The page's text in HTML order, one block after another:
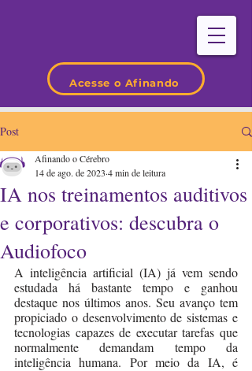
Acesse o Afinando
Post
IA nos treinamentos auditivos
e corporativos: descubra o
Audiofoco
Afinando o Cérebro
14 de ago. de 2023 4 min de leitura
A inteligência artificial (IA) já vem sendo
estudada há bastante tempo e ganhou
destaque nos últimos anos. Seu avanço tem
propiciado o desenvolvimento de sistemas e
tecnologias capazes de executar tarefas que
normalmente demandam tempo da
inteligência humana. Por meio da IA, é